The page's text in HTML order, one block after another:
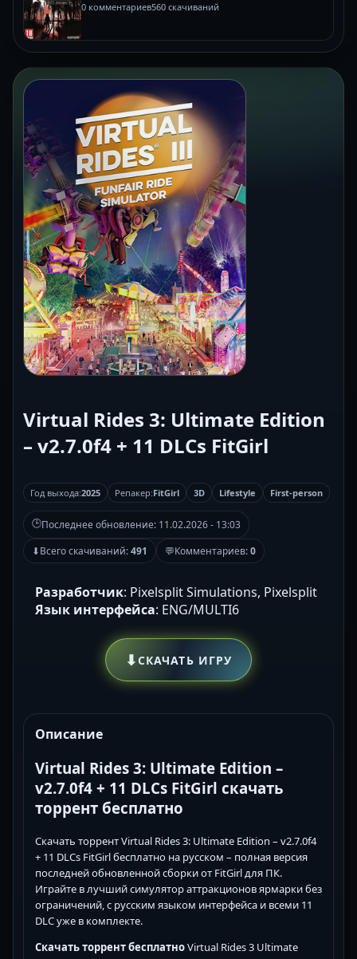
0 комментариев560 скачиваний
Virtual Rides 3: Ultimate Edition
– v2.7.0f4 + 11 DLCs FitGirl
Год выхода:2025 Репакер:FitGirl 3D Lifestyle First-person
🕒Последнее обновление: 11.02.2026 - 13:03
⬇Всего скачиваний:491 💬Комментариев:0
Разработчик: Pixelsplit Simulations, Pixelsplit
Язык интерфейса: ENG/MULTI6
⬇СКАЧАТЬ ИГРУ
Описание
Virtual Rides 3: Ultimate Edition –
v2.7.0f4 + 11 DLCs FitGirl скачать
торрент бесплатно
Скачать торрент Virtual Rides 3: Ultimate Edition – v2.7.0f4
+ 11 DLCs FitGirl бесплатно на русском – полная версия
последней обновленной сборки от FitGirl для ПК.
Играйте в лучший симулятор аттракционов ярмарки без
ограничений, с русским языком интерфейса и всеми 11
DLC уже в комплекте.
Скачать торрент бесплатноVirtual Rides 3 Ultimate